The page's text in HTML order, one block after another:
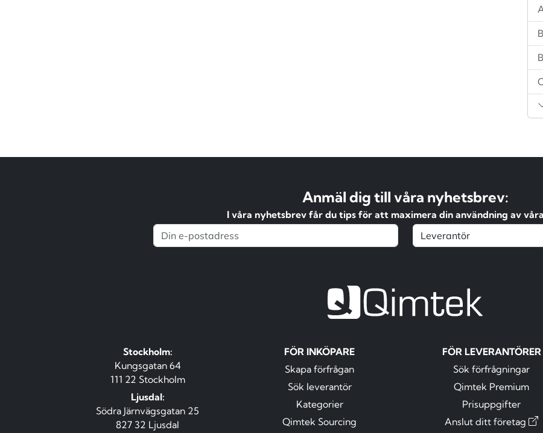
Anmäl dig till våra nyhetsbrev:
I våra nyhetsbrev får du tips för att maximera din användning av
Stockholm:
Kungsgatan 64
111 22 Stockholm
Ljusdal:
Södra Järnvägsgatan 25
827 32 Ljusdal
FÖR INKÖPARE
Skapa förfrågan
Sök leverantör
Kategorier
Qimtek Sourcing
FÖR LEVERANTÖRER
Sök förfrågningar
Qimtek Premium
Prisuppgifter
Anslut ditt företag